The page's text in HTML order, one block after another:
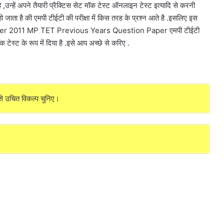
,उन्हें अपने तैयारी प्रैक्टिस सेट मॉक टेस्ट ऑनलाइन टेस्ट इत्यादि से करनी
है की एमपी टीईटी की परीक्षा में किस तरह के प्रश्न आते है .इसलिए इस
MP TET Previous Years Question Paper एमपी टीईटी
टेस्ट के रूप में दिया है .इसे आप अच्छे से करिए .
विकल्प चुनिए।